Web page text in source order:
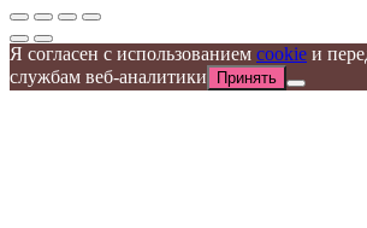
Я согласен с использованием cookie и
службам веб-аналитики
Принять